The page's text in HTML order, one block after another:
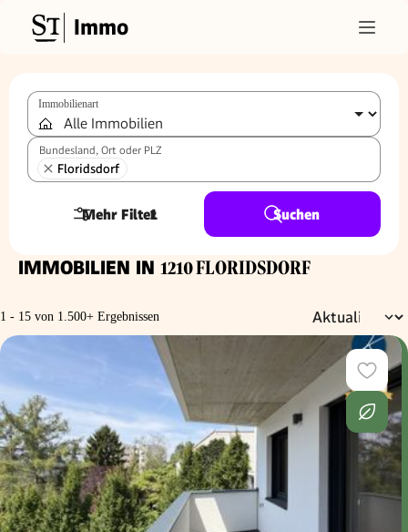
Immo
Immobilienart
Bundesland, Ort oder PLZ
Floridsdorf
Mehr Filter
1 Suchen
IMMOBILIEN IN 1210 FLORIDSDORF
1 - 15 von 1.500+ Ergebnissen